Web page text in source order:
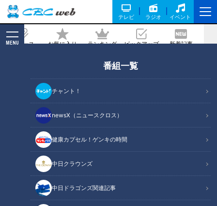
テレビ ラジオ イベント
ニュース お気に入り ランキング ピックアップ 新着記事
MENU
番組一覧
チャント！
newsX（ニュースクロス）
健康カプセル！ゲンキの時間
中日クラウンズ
中日ドラゴンズ関連記事
丈夫？ “事故物件”専門の「不動産」会社
への密着取材で見えてきた“事故物件”の
真相とは！？ CBCドキュメンタリー
2021/12/27 18:00
2021年12月14日放送